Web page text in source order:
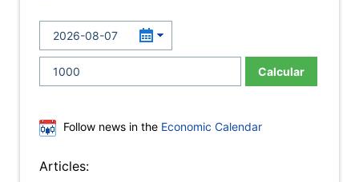
Calcular
Follow news in the Economic Calendar
Articles: